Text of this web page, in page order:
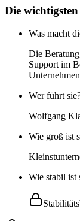
Die
Was macht
Die
Support im
Wer führt
Wolfgang
Wie groß ist
Wie stabil ist